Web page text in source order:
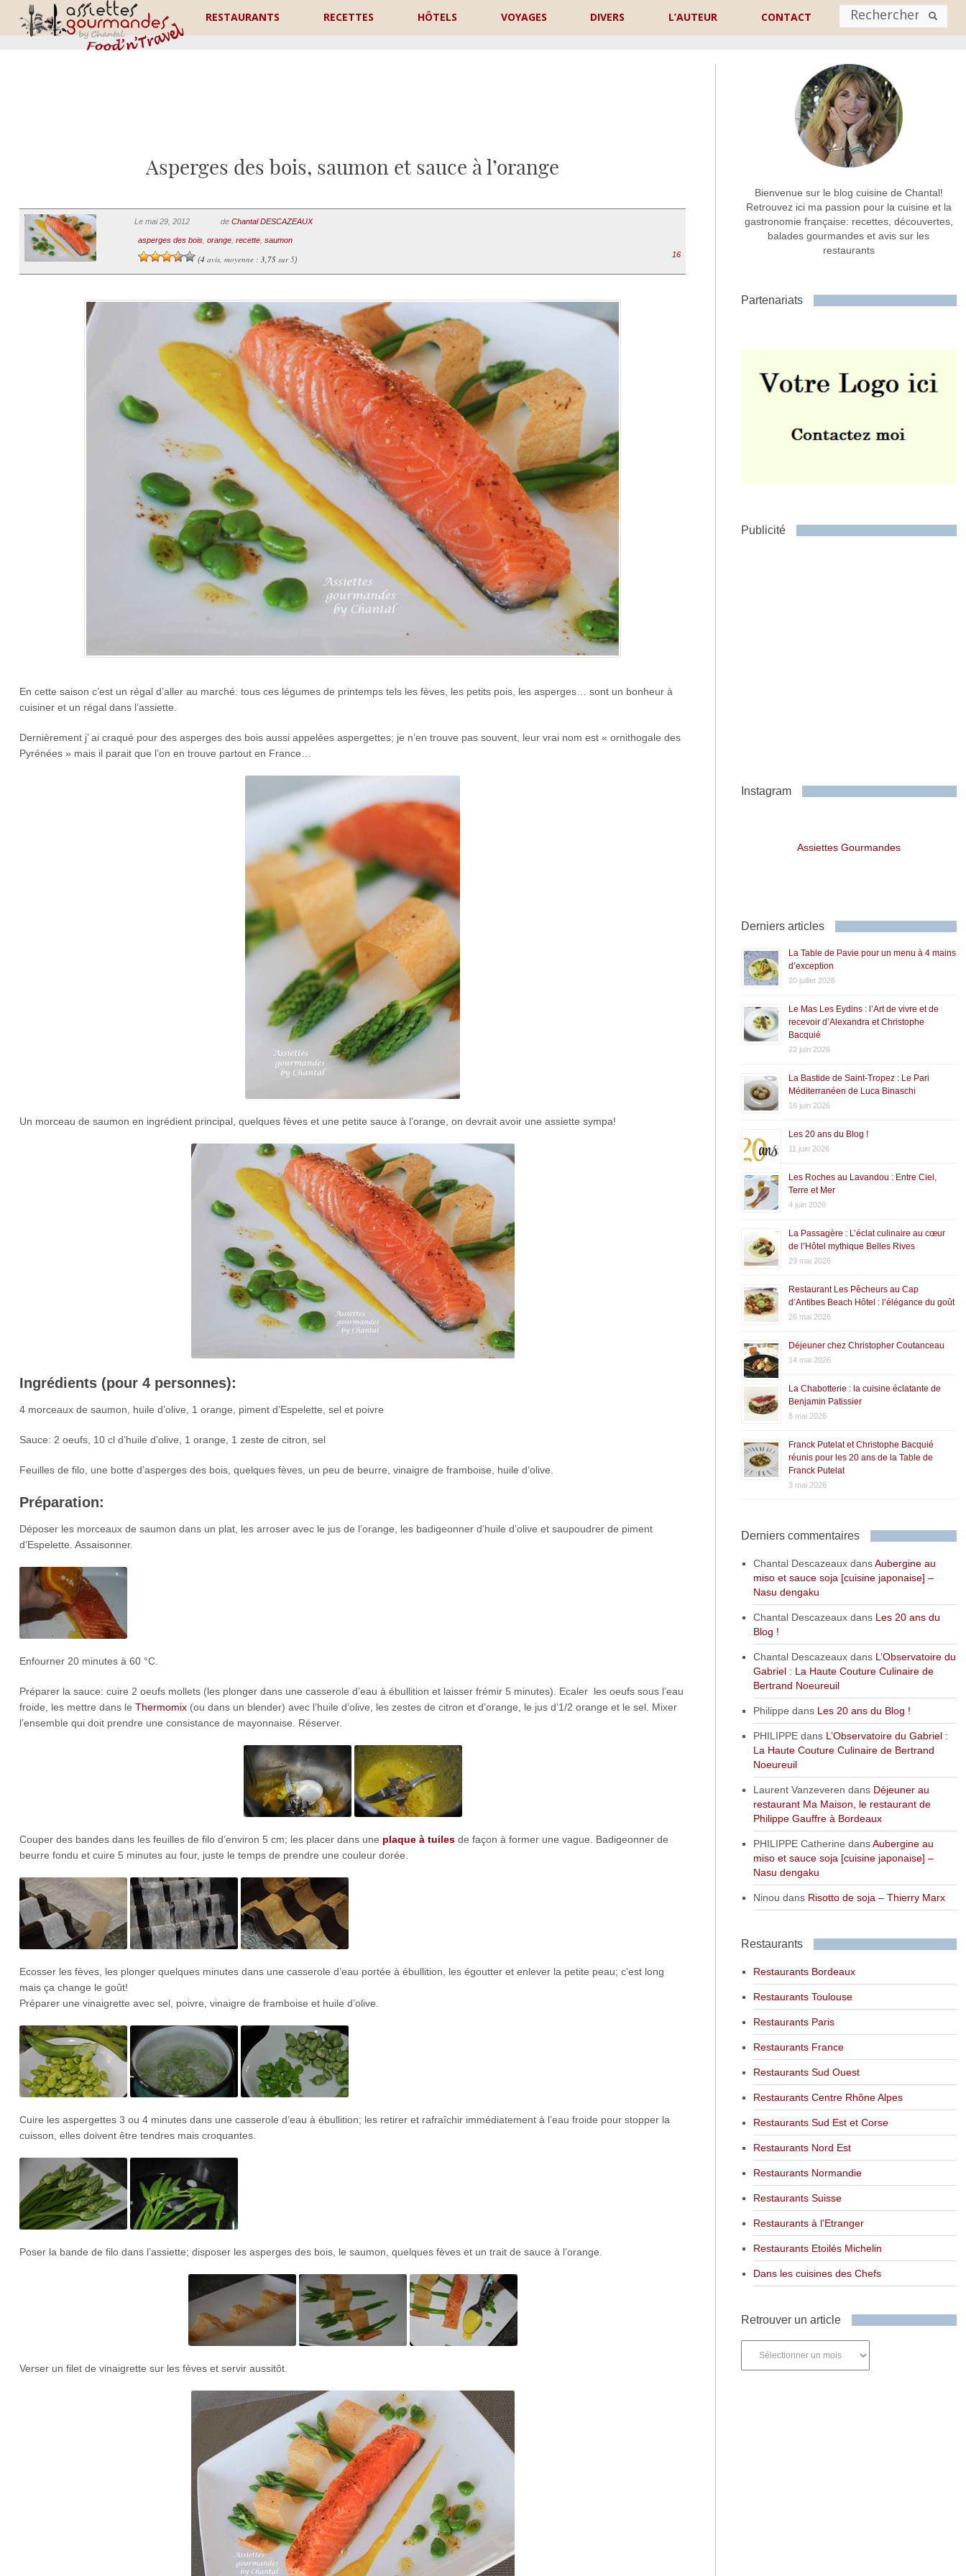
RESTAURANTS RECETTES HÔTELS VOYAGES DIVERS L’AUTEUR CONTACT
Nom
Commentaire ou message *
Asperges des bois, saumon et sauce à l’orange
Le mai 29, 2012 de Chantal DESCAZEAUX
asperges des bois, orange, recette, saumon
(4avis, moyenne : 3,75sur 5)
16
En cette saison c’est un régal d’aller au marché: tous ces légumes de printemps tels les fèves, les petits pois, les asperges… sont un bonheur à
cuisiner et un régal dans l’assiette.
Dernièrement j’ ai craqué pour des asperges des bois aussi appelées aspergettes; je n’en trouve pas souvent, leur vrai nom est « ornithogale des
Pyrénées » mais il parait que l’on en trouve partout en France…
Un morceau de saumon en ingrédient principal, quelques fèves et une petite sauce à l’orange, on devrait avoir une assiette sympa!
Ingrédients (pour 4 personnes):
4 morceaux de saumon, huile d’olive, 1 orange, piment d’Espelette, sel et poivre
Sauce: 2 oeufs, 10 cl d’huile d’olive, 1 orange, 1 zeste de citron, sel
Feuilles de filo, une botte d’asperges des bois, quelques fèves, un peu de beurre, vinaigre de framboise, huile d’olive.
Préparation:
Déposer les morceaux de saumon dans un plat, les arroser avec le jus de l’orange, les badigeonner d’huile d’olive et saupoudrer de piment
d’Espelette. Assaisonner.
Enfourner 20 minutes à 60 °C.
Préparer la sauce: cuire 2 oeufs mollets (les plonger dans une casserole d’eau à ébullition et laisser frémir 5 minutes). Ecaler les oeufs sous l’eau
froide, les mettre dans le Thermomix (ou dans un blender) avec l’huile d’olive, les zestes de citron et d’orange, le jus d’1/2 orange et le sel. Mixer
l’ensemble qui doit prendre une consistance de mayonnaise. Réserver.
Couper des bandes dans les feuilles de filo d’environ 5 cm; les placer dans une plaque à tuilesde façon à former une vague. Badigeonner de
beurre fondu et cuire 5 minutes au four, juste le temps de prendre une couleur dorée.
Ecosser les fèves, les plonger quelques minutes dans une casserole d’eau portée à ébullition, les égoutter et enlever la petite peau; c’est long
mais ça change le goût!
Préparer une vinaigrette avec sel, poivre, vinaigre de framboise et huile d’olive.
Cuire les aspergettes 3 ou 4 minutes dans une casserole d’eau à ébullition; les retirer et rafraîchir immédiatement à l’eau froide pour stopper la
cuisson, elles doivent être tendres mais croquantes.
Poser la bande de filo dans l’assiette; disposer les asperges des bois, le saumon, quelques fèves et un trait de sauce à l’orange.
Verser un filet de vinaigrette sur les fèves et servir aussitôt.
Bienvenue sur le blog cuisine de Chantal!
Retrouvez ici ma passion pour la cuisine et la
gastronomie française: recettes, découvertes,
balades gourmandes et avis sur les
restaurants
Partenariats
Publicité
Instagram
Assiettes Gourmandes
Derniers articles
La Table de Pavie pour un menu à 4 mains
d’exception
20 juillet 2026
Le Mas Les Eydins : l’Art de vivre et de
recevoir d’Alexandra et Christophe
Bacquié
22 juin 2026
La Bastide de Saint-Tropez : Le Pari
Méditerranéen de Luca Binaschi
16 juin 2026
Les 20 ans du Blog !
11 juin 2026
Les Roches au Lavandou : Entre Ciel,
Terre et Mer
4 juin 2026
La Passagère : L’éclat culinaire au cœur
de l’Hôtel mythique Belles Rives
29 mai 2026
Restaurant Les Pêcheurs au Cap
d’Antibes Beach Hôtel : l’élégance du goût
26 mai 2026
Déjeuner chez Christopher Coutanceau
14 mai 2026
La Chabotterie : la cuisine éclatante de
Benjamin Patissier
8 mai 2026
Franck Putelat et Christophe Bacquié
réunis pour les 20 ans de la Table de
Franck Putelat
3 mai 2026
Derniers commentaires
Chantal DescazeauxdansAubergine au
miso et sauce soja [cuisine japonaise] –
Nasu dengaku
Chantal Descazeauxdans Les 20 ans du
Blog !
Chantal Descazeauxdans L’Observatoire du
Gabriel : La Haute Couture Culinaire de
Bertrand Noeureuil
Philippe dans Les 20 ans du Blog !
PHILIPPEdans L’Observatoire du Gabriel :
La Haute Couture Culinaire de Bertrand
Noeureuil
Laurent Vanzeveren dans Déjeuner au
restaurant Ma Maison, le restaurant de
Philippe Gauffre à Bordeaux
PHILIPPE Catherine dansAubergine au
miso et sauce soja [cuisine japonaise] –
Nasu dengaku
Ninou dans Risotto de soja – Thierry Marx
Restaurants
Restaurants Bordeaux
Restaurants Toulouse
Restaurants Paris
Restaurants France
Restaurants Sud Ouest
Restaurants Centre Rhône Alpes
Restaurants Sud Est et Corse
Restaurants Nord Est
Restaurants Normandie
Restaurants Suisse
Restaurants à l’Etranger
Restaurants Etoilés Michelin
Dans les cuisines des Chefs
Retrouver un article